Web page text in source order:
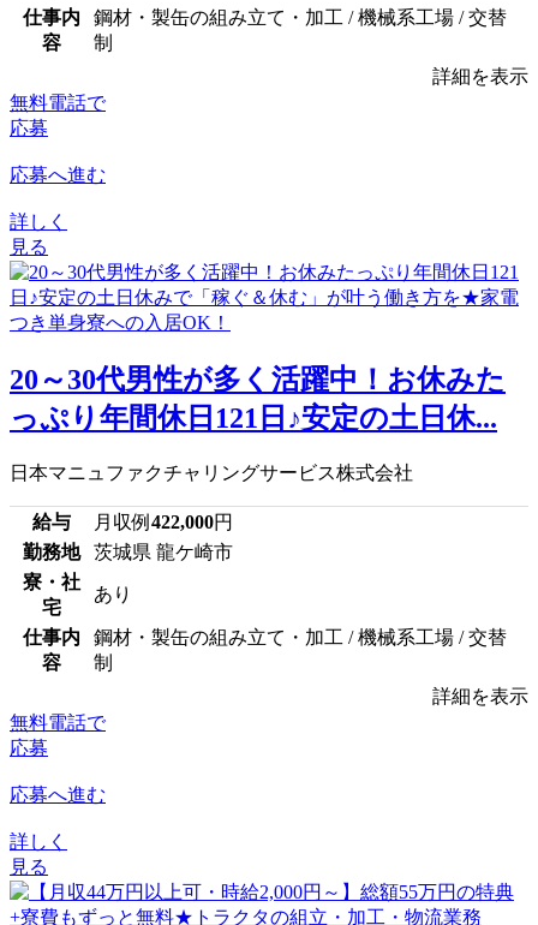
仕事内
容
鋼材・製缶の組み立て・加工 / 機械系工場 / 交替
制
詳細を表示
無料電話で
応募
応募へ進む
詳しく
見る
20～30代男性が多く活躍中！お休みた
っぷり年間休日121日♪安定の土日休...
日本マニュファクチャリングサービス株式会社
給与 月収例 422,000円
勤務地
茨城県 龍ケ崎市
寮・社
宅
あり
仕事内
容
鋼材・製缶の組み立て・加工 / 機械系工場 / 交替
制
詳細を表示
無料電話で
応募
応募へ進む
詳しく
見る